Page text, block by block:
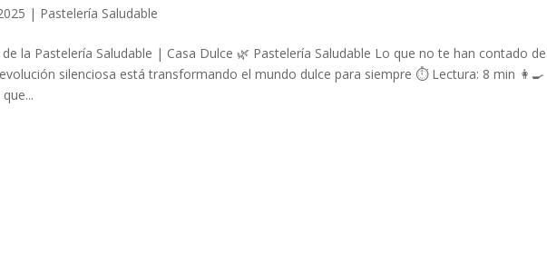
| Pastelería Saludable
la Pastelería Saludable | Casa Dulce 🌿 Pastelería Saludable Lo que no te han contado
silenciosa está transformando el mundo dulce para siempre ⏱️ Lectura: 8 min 👩‍🍳